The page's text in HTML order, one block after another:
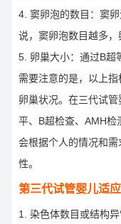
4. 窦卵泡的数目：窦
说，窦卵泡数目越多，
5. 卵巢大小：通过B超
需要注意的是，以上
卵巢状况。在三代试
平、B超检查、AMH检
会根据个人的情况和
性。
第三代试管婴儿适
1. 染色体数目或结构